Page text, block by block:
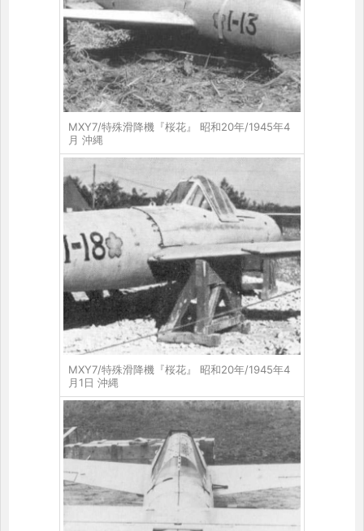
MXY7/特殊滑降機『桜花』 昭和20年/1945年4
月 沖縄
MXY7/特殊滑降機『桜花』 昭和20年/1945年4
月1日 沖縄